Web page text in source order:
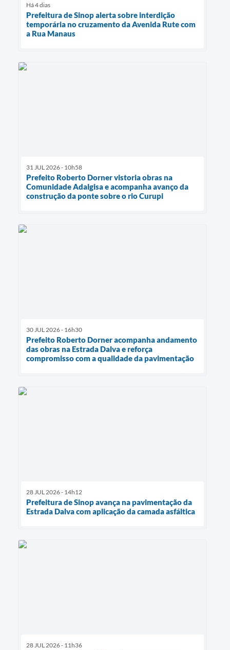
Há 4 dias
Prefeitura de Sinop alerta sobre interdição
temporária no cruzamento da Avenida Rute com
a Rua Manaus
31 JUL 2026 - 10h58
Prefeito Roberto Dorner vistoria obras na
Comunidade Adalgisa e acompanha avanço da
construção da ponte sobre o rio Curupi
30 JUL 2026 - 16h30
Prefeito Roberto Dorner acompanha andamento
das obras na Estrada Dalva e reforça
compromisso com a qualidade da pavimentação
28 JUL 2026 - 14h12
Prefeitura de Sinop avança na pavimentação da
Estrada Dalva com aplicação da camada asfáltica
28 JUL 2026 - 11h36